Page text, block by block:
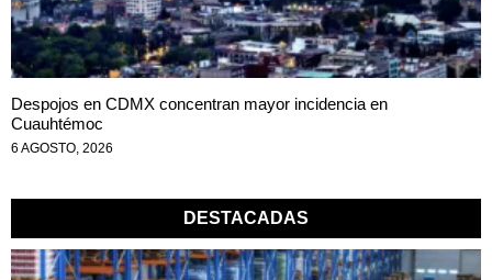
Despojos en CDMX concentran mayor incidencia en
Cuauhtémoc
6 AGOSTO, 2026
DESTACADAS